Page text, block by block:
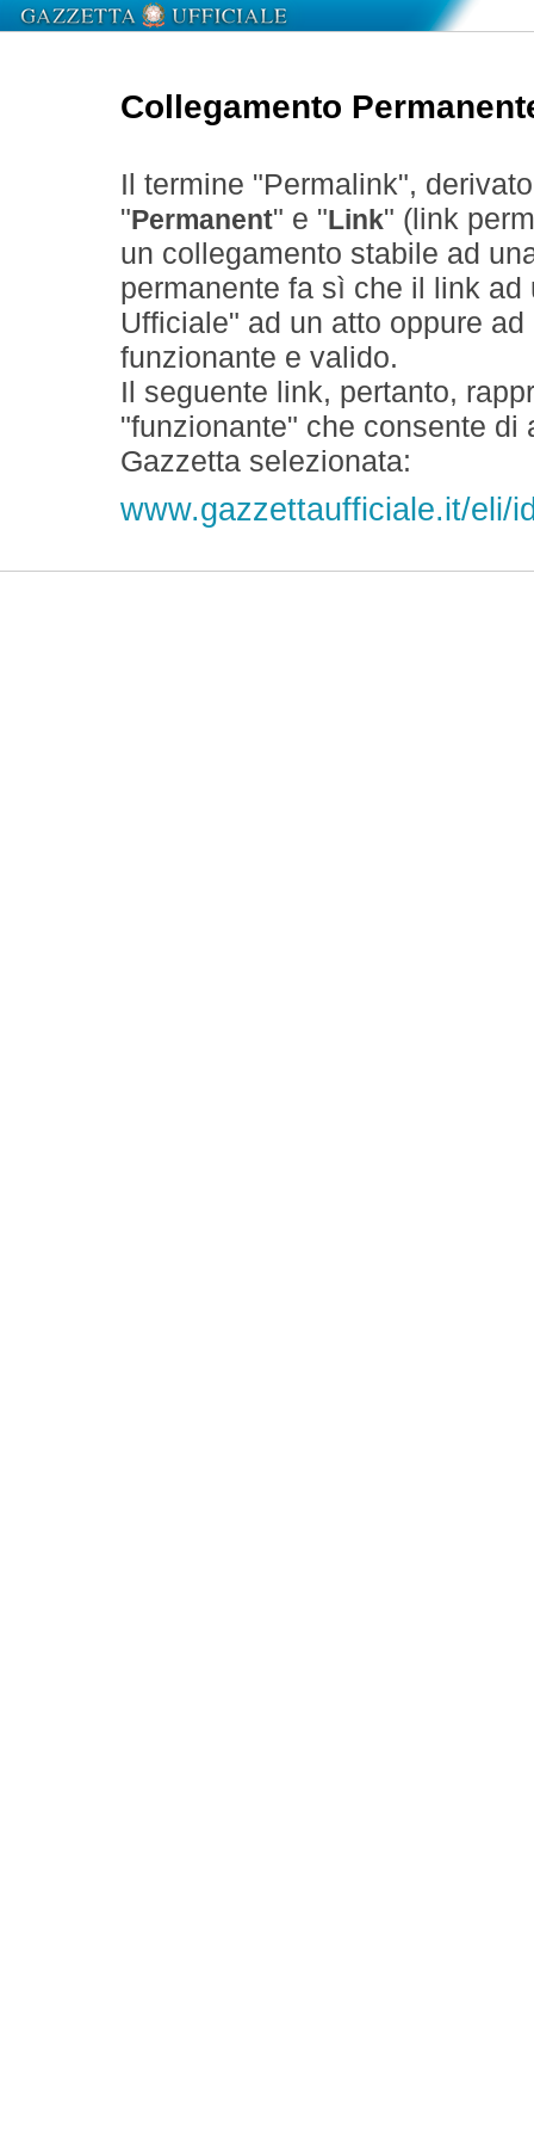
Collegamento
Il termine "Permalink",
" Permanent" e " Link" (link
un collegamento stabile ad
permanente fa sì che il link
Ufficiale" ad un atto oppure
funzionante e valido.
Il seguente link, pertanto,
"funzionante" che consente
Gazzetta selezionata:
www.gazzettaufficiale.it/eli/